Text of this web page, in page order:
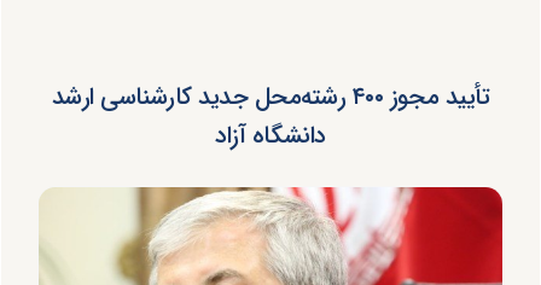
تأیید مجوز ۴۰۰ رشته‌محل جدید کارشناسی ارشد
دانشگاه آزاد